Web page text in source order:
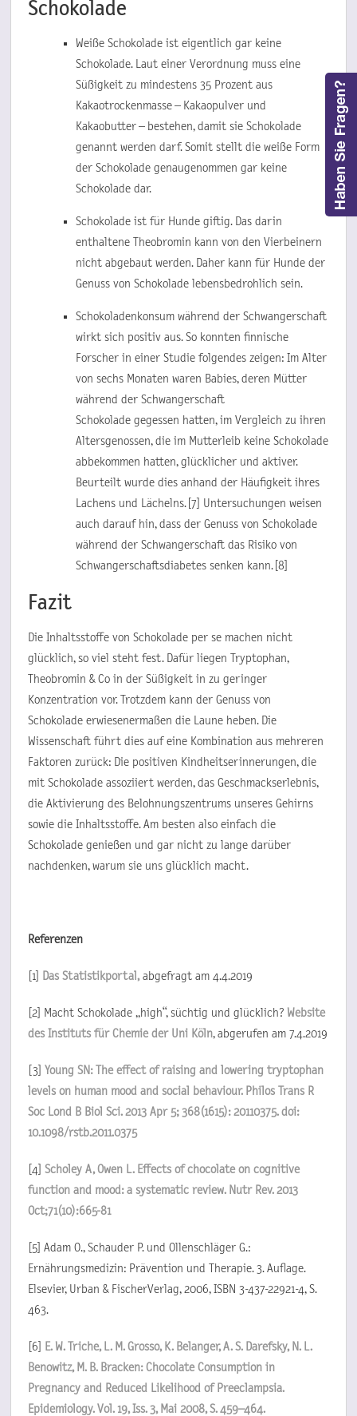
Schokolade
Weiße Schokolade ist eigentlich gar keine
Schokolade. Laut einer Verordnung muss eine
Süßigkeit zu mindestens 35 Prozent aus
Kakaotrockenmasse – Kakaopulver und
Kakaobutter – bestehen, damit sie Schokolade
genannt werden darf. Somit stellt die weiße Form
der Schokolade genaugenommen gar keine
Schokolade dar.
Schokolade ist für Hunde giftig. Das darin
enthaltene Theobromin kann von den Vierbeinern
nicht abgebaut werden. Daher kann für Hunde der
Genuss von Schokolade lebensbedrohlich sein.
Schokoladenkonsum während der Schwangerschaft
wirkt sich positiv aus. So konnten finnische
Forscher in einer Studie folgendes zeigen: Im Alter
von sechs Monaten waren Babies, deren Mütter
während der Schwangerschaft
Schokolade gegessen hatten, im Vergleich zu ihren
Altersgenossen, die im Mutterleib keine Schokolade
abbekommen hatten, glücklicher und aktiver.
Beurteilt wurde dies anhand der Häufigkeit ihres
Lachens und Lächelns. [7] Untersuchungen weisen
auch darauf hin, dass der Genuss von Schokolade
während der Schwangerschaft das Risiko von
Schwangerschaftsdiabetes senken kann. [8]
Fazit
Die Inhaltsstoffe von Schokolade per se machen nicht
glücklich, so viel steht fest. Dafür liegen Tryptophan,
Theobromin & Co in der Süßigkeit in zu geringer
Konzentration vor. Trotzdem kann der Genuss von
Schokolade erwiesenermaßen die Laune heben. Die
Wissenschaft führt dies auf eine Kombination aus mehreren
Faktoren zurück: Die positiven Kindheitserinnerungen, die
mit Schokolade assoziiert werden, das Geschmackserlebnis,
die Aktivierung des Belohnungszentrums unseres Gehirns
sowie die Inhaltsstoffe. Am besten also einfach die
Schokolade genießen und gar nicht zu lange darüber
nachdenken, warum sie uns glücklich macht.
Referenzen
[1] Das Statistikportal, abgefragt am 4.4.2019
[2] Macht Schokolade „high“, süchtig und glücklich? Website
des Instituts für Chemie der Uni Köln, abgerufen am 7.4.2019
[3]Young SN: The effect of raising and lowering tryptophan
levels on human mood and social behaviour. Philos Trans R
Soc Lond B Biol Sci. 2013 Apr 5; 368(1615): 20110375. doi:
10.1098/rstb.2011.0375
[4]Scholey A, Owen L. Effects of chocolate on cognitive
function and mood: a systematic review. Nutr Rev. 2013
Oct;71(10):665-81
[5] Adam O., Schauder P. und Ollenschläger G.:
Ernährungsmedizin: Prävention und Therapie. 3. Auflage.
Elsevier, Urban & FischerVerlag, 2006, ISBN 3-437-22921-4, S.
463.
[6]
E. W. Triche, L. M. Grosso, K. Belanger, A. S. Darefsky, N. L.
Benowitz, M. B. Bracken: Chocolate Consumption in
Pregnancy and Reduced Likelihood of Preeclampsia.
Epidemiology. Vol. 19, Iss. 3, Mai 2008, S. 459–464.